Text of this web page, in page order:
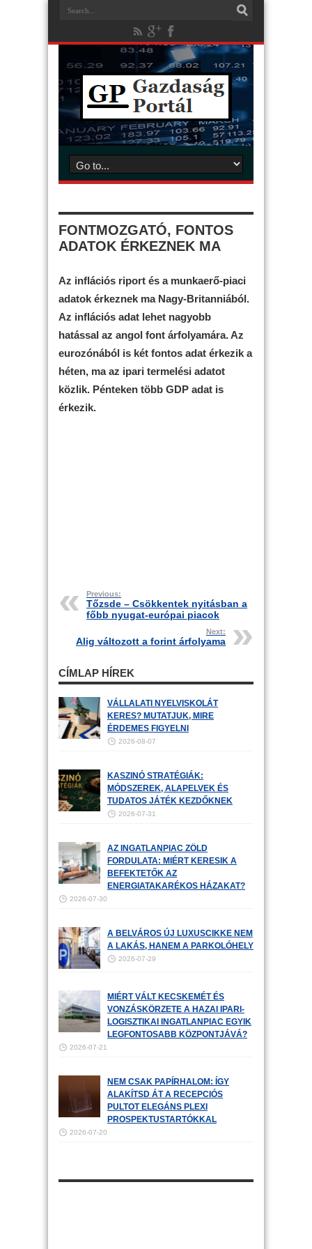
FONTMOZGATÓ, FONTOS
ADATOK ÉRKEZNEK MA
Az inflációs riport és a munkaerő-piaci
adatok érkeznek ma Nagy-Britanniából.
Az inflációs adat lehet nagyobb
hatással az angol font árfolyamára. Az
eurozónából is két fontos adat érkezik a
héten, ma az ipari termelési adatot
közlik. Pénteken több GDP adat is
érkezik.
Previous:
Tőzsde – Csökkentek nyitásban a
főbb nyugat-európai piacok
Next:
Alig változott a forint árfolyama
CÍMLAP HÍREK
VÁLLALATI NYELVISKOLÁT
KERES? MUTATJUK, MIRE
ÉRDEMES FIGYELNI
2026-08-07
KASZINÓ STRATÉGIÁK:
MÓDSZEREK, ALAPELVEK ÉS
TUDATOS JÁTÉK KEZDŐKNEK
2026-07-31
AZ INGATLANPIAC ZÖLD
FORDULATA: MIÉRT KERESIK A
BEFEKTETŐK AZ
ENERGIATAKARÉKOS HÁZAKAT?
2026-07-30
A BELVÁROS ÚJ LUXUSCIKKE NEM
A LAKÁS, HANEM A PARKOLÓHELY
2026-07-29
MIÉRT VÁLT KECSKEMÉT ÉS
VONZÁSKÖRZETE A HAZAI IPARI-
LOGISZTIKAI INGATLANPIAC EGYIK
LEGFONTOSABB KÖZPONTJÁVÁ?
2026-07-21
NEM CSAK PAPÍRHALOM: ÍGY
ALAKÍTSD ÁT A RECEPCIÓS
PULTOT ELEGÁNS PLEXI
PROSPEKTUSTARTÓKKAL
2026-07-20